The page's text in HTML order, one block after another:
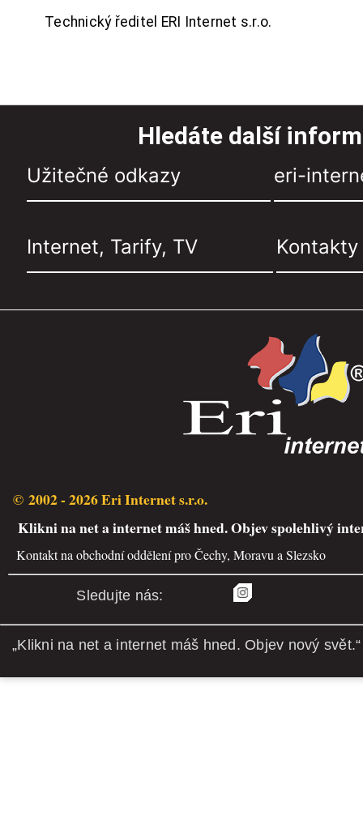
Technický ředitel ERI Internet s.r.o.
Hledáte další
Užitečné odkazy eri-
Internet, Tarify, TV Kontakty
© 2002 - 2026 Eri Internet s.r.o.
Klikni na net a internet máš hned. Objev spolehlivý
Kontakt na obchodní oddělení pro Čechy, Moravu a Slezsko
Sledujte nás:
„Klikni na net a internet máš hned. Objev nový svět.“